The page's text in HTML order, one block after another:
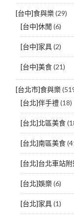
[台中]食與樂(29)
[台中]休閒 (6)
[台中]家具(2)
[台中]美食(21)
[台北市]食與樂
[台北]伴手禮(18)
[台北]北區美食
[台北]南區美食
[台北]台北車站
[台北]娛樂(6)
[台北]家具(1)